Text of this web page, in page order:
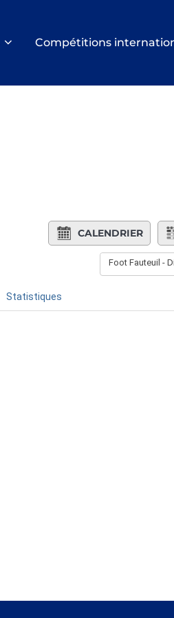
Compétitions
CALENDRIER
Foot Fauteuil -
Statistiques